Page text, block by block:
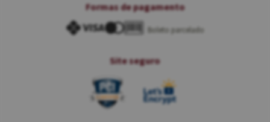
Formas de pagamento
Boleto parcelado
Site seguro